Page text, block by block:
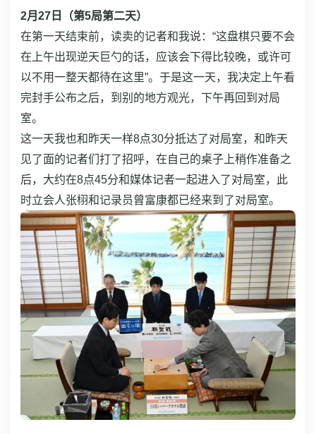
2月27日（第5局第二天）
在第一天结束前，读卖的记者和我说：“这盘棋只要不会
在上午出现逆天巨勺的话，应该会下得比较晚，或许可
以不用一整天都待在这里”。于是这一天，我决定上午看
完封手公布之后，到别的地方观光，下午再回到对局
室。
这一天我也和昨天一样8点30分抵达了对局室，和昨天
见了面的记者们打了招呼，在自己的桌子上稍作准备之
后，大约在8点45分和媒体记者一起进入了对局室，此
时立会人张栩和记录员曾富康都已经来到了对局室。